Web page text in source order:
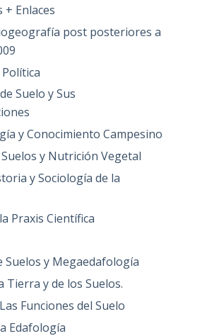
Enlaces
post posteriores a
Suelo y Sus
y Conocimiento Campesino
y Nutrición Vegetal
y Sociología de la
Praxis Científica
Suelos y Megaedafología
Tierra y de los Suelos.
Funciones del Suelo
Edafología